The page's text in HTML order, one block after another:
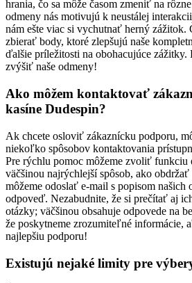
hrania, čo sa môže časom zmeniť na
odmeny nás motivujú k neustálej
nám ešte viac si vychutnať herný zážitok.
zbierať body, ktoré zlepšujú naše
ďalšie príležitosti na obohacujúce zážitky.
zvýšiť naše odmeny!
Ako môžem kontaktovať
kasíne Dudespin?
Ak chcete osloviť zákaznícku podporu,
niekoľko spôsobov kontaktovania
Pre rýchlu pomoc môžeme zvoliť funkciu
väčšinou najrýchlejší spôsob, ako
môžeme odoslať e-mail s popisom našich
odpoveď. Nezabudnite, že si prečítať aj
otázky; väčšinou obsahuje odpovede na
že poskytneme zrozumiteľné informácie,
najlepšiu podporu!
Existujú nejaké limity pre